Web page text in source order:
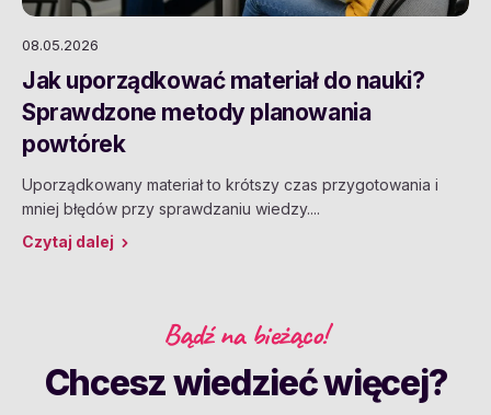
08.05.2026
Jak uporządkować materiał do nauki?
Sprawdzone metody planowania
powtórek
Uporządkowany materiał to krótszy czas przygotowania i
mniej błędów przy sprawdzaniu wiedzy....
Czytaj dalej
Bądź na bieżąco!
Chcesz wiedzieć więcej?